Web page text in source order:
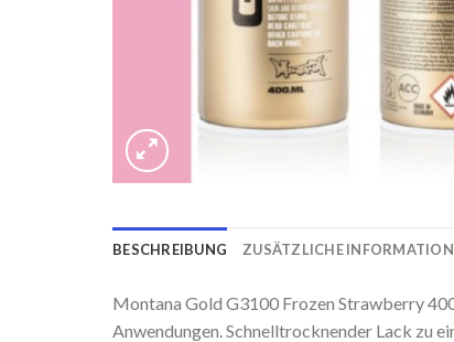
BESCHREIBUNG ZUSÄTZLICHE
Montana Gold G3100 Frozen Strawberry
Anwendungen. Schnelltrocknender Lack zu